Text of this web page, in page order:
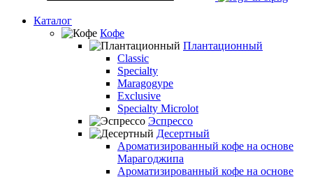
Каталог
Кофе
Плантационный
Classic
Specialty
Maragogype
Exclusive
Specialty Microlot
Эспрессо
Десертный
Ароматизированный кофе на основе
Марагоджипа
Ароматизированный кофе на основе